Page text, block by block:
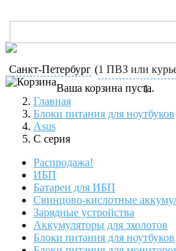
Санкт-Петербург (1 ПВЗ или
Ваша корзина пуста.
Главная
Блоки питания для ноутбуков
Asus
C серия
Распродажа!
ИБП
Батареи для ИБП
Свинцово-кислотные
Зарядные устройства
Аккумуляторы для эхолотов
Блоки питания для ноутбуков